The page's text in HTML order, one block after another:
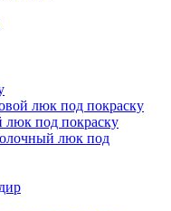
люк под покраску
под покраску
люк под